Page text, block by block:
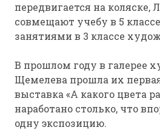
передвигается на коляске,
совмещают учебу в 5
занятиями в 3 классе
В прошлом году в галерее
Щемелева прошла их
выставка «А какого цвета
наработано столько, что
одну экспозицию.